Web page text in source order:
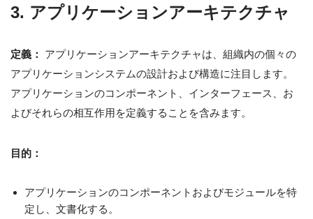
3. アプリケーションアーキテクチャ
定義：
アプリケーションアーキテクチャは、組織内の個々の
アプリケーションシステムの設計および構造に注目します。
アプリケーションのコンポーネント、インターフェース、お
よびそれらの相互作用を定義することを含みます。
目的：
アプリケーションのコンポーネントおよびモジュールを特
定し、文書化する。